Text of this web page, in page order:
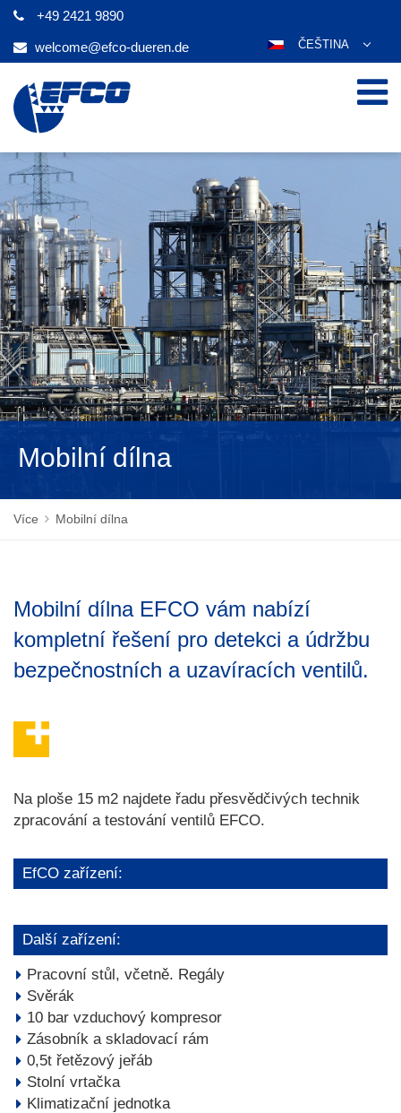
+49 2421 9890
welcome@efco-dueren.de
POLSKI
ITALIANO
عربي
한국어
日本語
ČEŠTINA
PORTUGUÊS
РУССКИЙ
TÜRKÇE
MAGYAR
NEDERLANDS
Mobilní dílna
Více Mobilní dílna
Mobilní dílna EFCO vám nabízí
kompletní řešení pro detekci a údržbu
bezpečnostních a uzavíracích ventilů.
Na ploše 15 m2 najdete řadu přesvědčivých technik
zpracování a testování ventilů EFCO.
EfCO zařízení:
Další zařízení:
Pracovní stůl, včetně. Regály
Svěrák
10 bar vzduchový kompresor
Zásobník a skladovací rám
0,5t řetězový jeřáb
Stolní vrtačka
Klimatizační jednotka